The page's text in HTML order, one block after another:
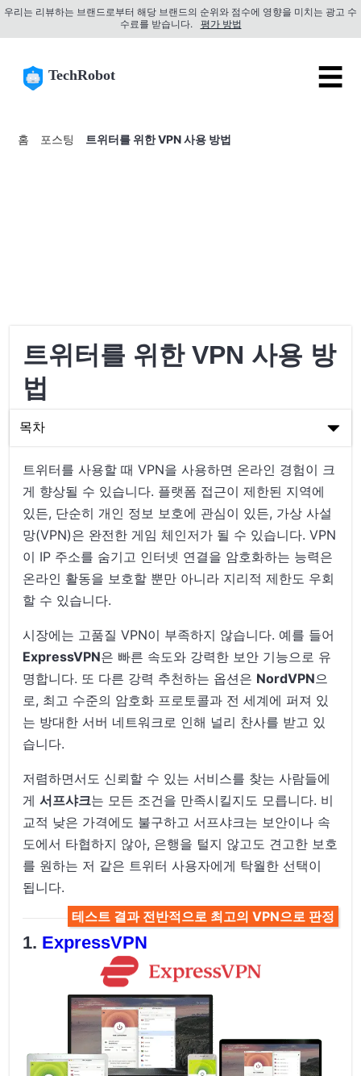
우리는 리뷰하는 브랜드로부터 해당 브랜드의 순위와 점수에 영향을 미치는 광고 수
수료를 받습니다.
평가 방법
TechRobot ☰
홈 포스팅 트위터를 위한 VPN 사용 방법
트위터를 위한 VPN 사용 방
법
목차
VPN의 기본 이해
트위터 사용을 위한 VPN 설정
트위터를 위한 VPN 사용에 대한 마무리 생각
트위터를 사용할 때 VPN을 사용하면 온라인 경험이 크
게 향상될 수 있습니다. 플랫폼 접근이 제한된 지역에
있든, 단순히 개인 정보 보호에 관심이 있든, 가상 사설
망(VPN)은 완전한 게임 체인저가 될 수 있습니다. VPN
이 IP 주소를 숨기고 인터넷 연결을 암호화하는 능력은
온라인 활동을 보호할 뿐만 아니라 지리적 제한도 우회
할 수 있습니다.
시장에는 고품질 VPN이 부족하지 않습니다. 예를 들어
ExpressVPN은 빠른 속도와 강력한 보안 기능으로 유
명합니다. 또 다른 강력 추천하는 옵션은 NordVPN으
로, 최고 수준의 암호화 프로토콜과 전 세계에 퍼져 있
는 방대한 서버 네트워크로 인해 널리 찬사를 받고 있
습니다.
저렴하면서도 신뢰할 수 있는 서비스를 찾는 사람들에
게서프샤크는 모든 조건을 만족시킬지도 모릅니다. 비
교적 낮은 가격에도 불구하고 서프샤크는 보안이나 속
도에서 타협하지 않아, 은행을 털지 않고도 견고한 보호
를 원하는 저 같은 트위터 사용자에게 탁월한 선택이
됩니다.
테스트 결과 전반적으로 최고의 VPN으로 판정
ExpressVPN